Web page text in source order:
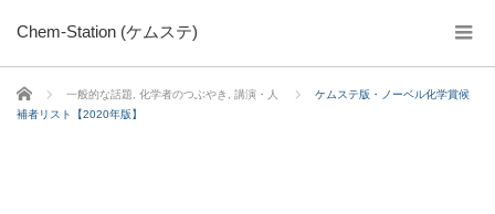
Chem-Station (ケムステ)
ホーム 一般的な話題 化学者のつぶやき 講演・人
ケムステ版・ノーベル化学賞候
補者リスト【2020年版】